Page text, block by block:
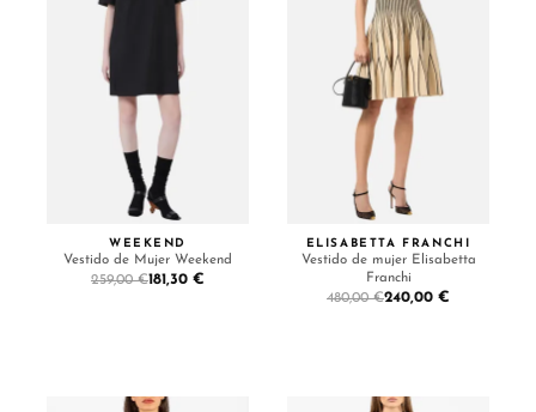
WEEKEND
Vestido de Mujer Weekend
259,00 €181,30 €
ELISABETTA FRANCHI
Vestido de mujer Elisabetta
Franchi
480,00 €240,00 €